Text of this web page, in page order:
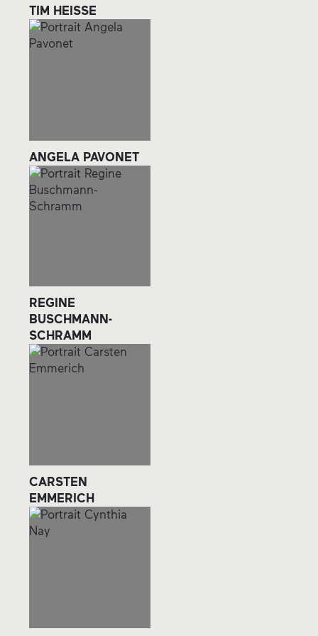
TIM HEISSE
ANGELA PAVONET
REGINE
BUSCHMANN-
SCHRAMM
CARSTEN
EMMERICH